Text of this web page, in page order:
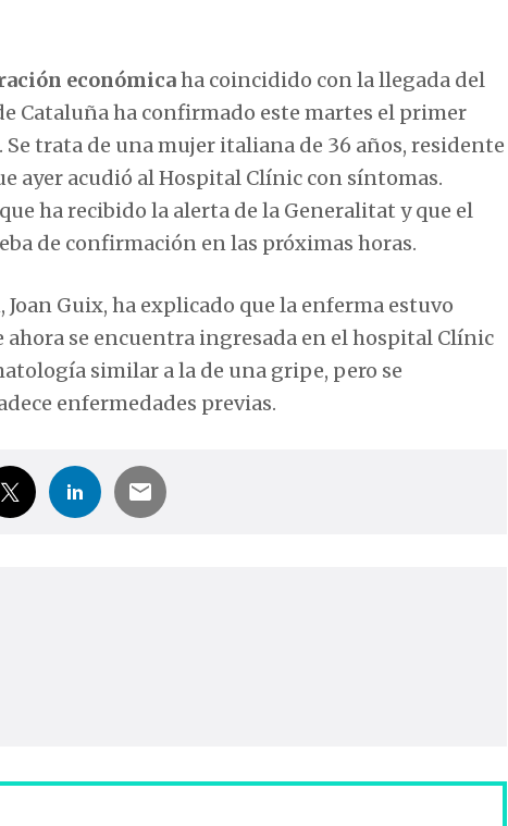
económicaha coincidido con la llegada del
Cataluña ha confirmado este martes el primer
trata de una mujer italiana de 36 años, residente
ayer acudió al Hospital Clínic con síntomas.
ha recibido la alerta de la Generalitat y que el
de confirmación en las próximas horas.
Guix, ha explicado que la enferma estuvo
se encuentra ingresada en el hospital Clínic
similar a la de una gripe, pero se
enfermedades previas.